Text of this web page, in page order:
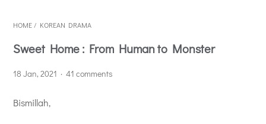
HOME / KOREAN DRAMA
Sweet Home : From Human to Monster
18 Jan, 2021 41 comments
Bismillah,